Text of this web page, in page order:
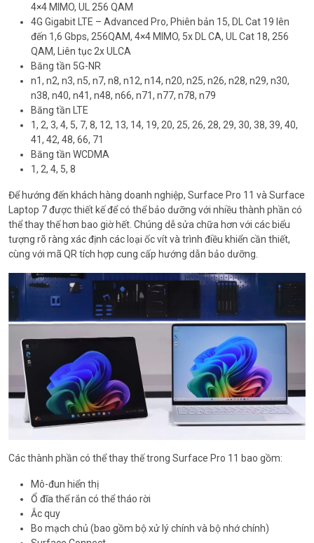
4×4 MIMO, UL 256 QAM
4G Gigabit LTE – Advanced Pro, Phiên bản 15, DL Cat 19 lên
đến 1,6 Gbps, 256QAM, 4×4 MIMO, 5x DL CA, UL Cat 18, 256
QAM, Liên tục 2x ULCA
Băng tần 5G-NR
n1, n2, n3, n5, n7, n8, n12, n14, n20, n25, n26, n28, n29, n30,
n38, n40, n41, n48, n66, n71, n77, n78, n79
Băng tần LTE
1, 2, 3, 4, 5, 7, 8, 12, 13, 14, 19, 20, 25, 26, 28, 29, 30, 38, 39, 40,
41, 42, 48, 66, 71
Băng tần WCDMA
1, 2, 4, 5, 8
Để hướng đến khách hàng doanh nghiệp, Surface Pro 11 và Surface
Laptop 7 được thiết kế để có thể bảo dưỡng với nhiều thành phần có
thể thay thế hơn bao giờ hết. Chúng dễ sửa chữa hơn với các biểu
tượng rõ ràng xác định các loại ốc vít và trình điều khiển cần thiết,
cùng với mã QR tích hợp cung cấp hướng dẫn bảo dưỡng.
Các thành phần có thể thay thế trong Surface Pro 11 bao gồm:
Mô-đun hiển thị
Ổ đĩa thể rắn có thể tháo rời
Ắc quy
Bo mạch chủ (bao gồm bộ xử lý chính và bộ nhớ chính)